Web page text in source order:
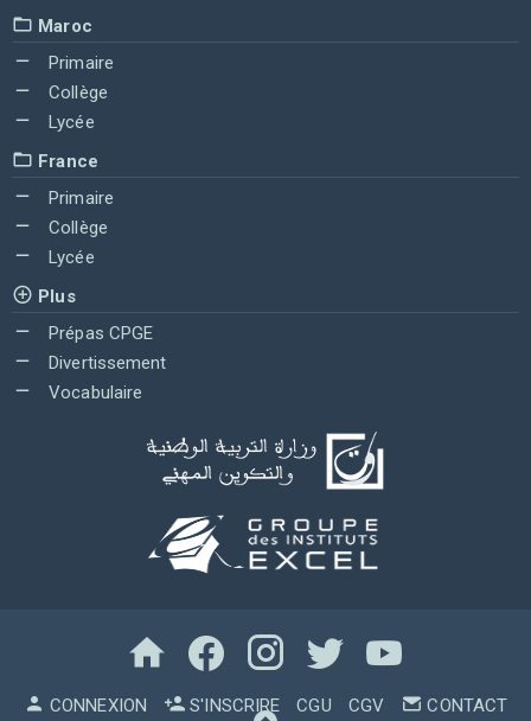
Maroc
Primaire
Collège
Lycée
France
Primaire
Collège
Lycée
Plus
Prépas CPGE
Divertissement
Vocabulaire
CONNEXION S'INSCRIRE CGU CGV CONTACT